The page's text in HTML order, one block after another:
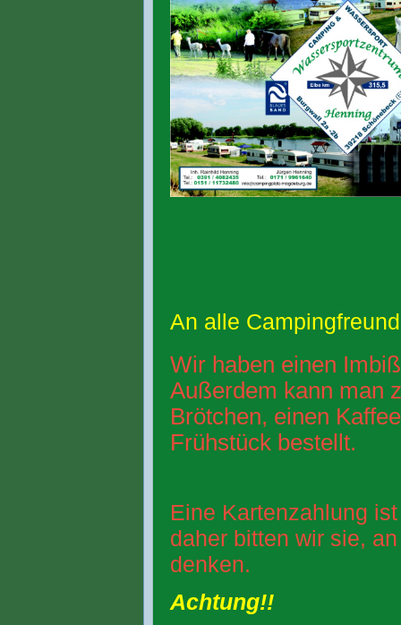
An alle
Wir haben einen
Außerdem kann man
Brötchen, einen
Frühstück bestellt.
Eine Kartenzahlung
daher bitten wir sie,
denken.
Achtung!!